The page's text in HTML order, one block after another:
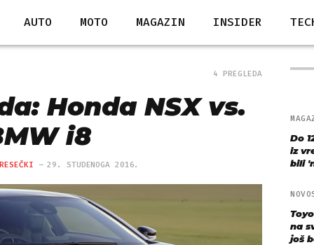
AUTO MOTO MAGAZIN INSIDER
4 PREGLEDA
Honda NSX vs.
i8
29. STUDENOGA 2016.
Do
iz
bili
na
još